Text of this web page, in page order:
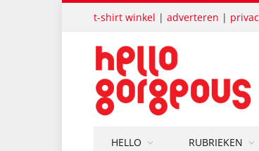
t-shirt winkel | adverteren |
HELLO RUBRIEKEN